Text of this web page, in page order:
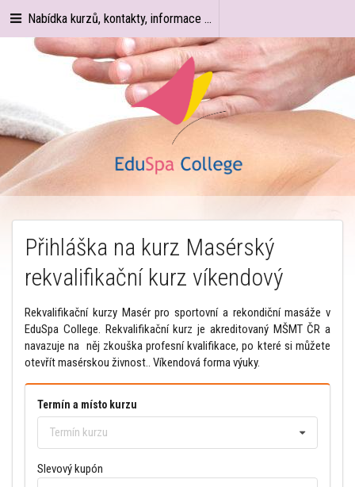
Nabídka kurzů, kontakty, informace ...
Přihláška na kurz Masérský
rekvalifikační kurz víkendový
Rekvalifikační kurzy Masér pro sportovní a rekondiční masáže v
EduSpa College. Rekvalifikační kurz je akreditovaný MŠMT ČR a
navazuje na něj zkouška profesní kvalifikace, po které si můžete
otevřít masérskou živnost.. Víkendová forma výuky.
Termín a místo kurzu
Termín kurzu
Slevový kupón